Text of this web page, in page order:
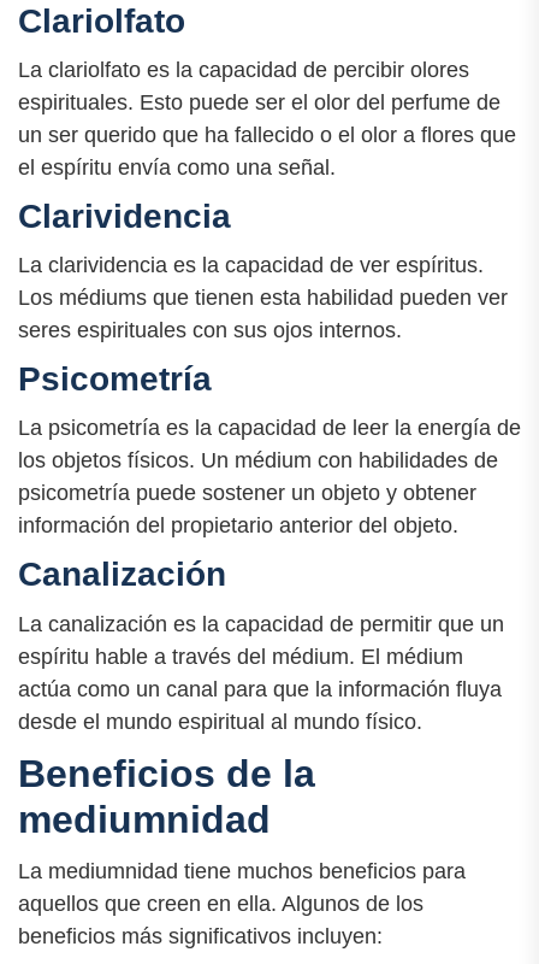
Clariolfato
La clariolfato es la capacidad de percibir olores
espirituales. Esto puede ser el olor del perfume de
un ser querido que ha fallecido o el olor a flores que
el espíritu envía como una señal.
Clarividencia
La clarividencia es la capacidad de ver espíritus.
Los médiums que tienen esta habilidad pueden ver
seres espirituales con sus ojos internos.
Psicometría
La psicometría es la capacidad de leer la energía de
los objetos físicos. Un médium con habilidades de
psicometría puede sostener un objeto y obtener
información del propietario anterior del objeto.
Canalización
La canalización es la capacidad de permitir que un
espíritu hable a través del médium. El médium
actúa como un canal para que la información fluya
desde el mundo espiritual al mundo físico.
Beneficios de la
mediumnidad
La mediumnidad tiene muchos beneficios para
aquellos que creen en ella. Algunos de los
beneficios más significativos incluyen: